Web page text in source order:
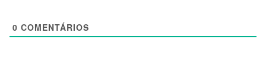
0 COMENTÁRIOS